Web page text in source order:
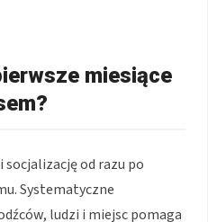
miesiące
od razu po
Systematyczne
ludzi i miejsc pomaga